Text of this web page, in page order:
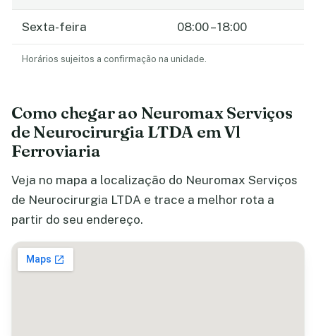
Sexta-feira 08:00 – 18:00
Horários sujeitos a confirmação na unidade.
Como chegar ao Neuromax Serviços
de Neurocirurgia LTDA em Vl
Ferroviaria
Veja no mapa a localização do Neuromax Serviços
de Neurocirurgia LTDA e trace a melhor rota a
partir do seu endereço.